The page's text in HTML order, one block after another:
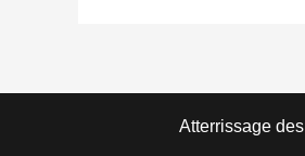
Atterrissage